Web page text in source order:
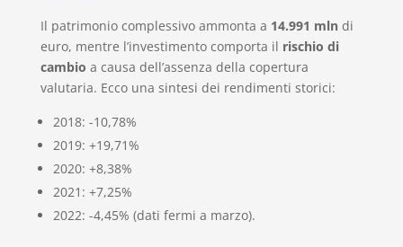
Il patrimonio complessivo ammonta a 14.991 mln di
euro, mentre l’investimento comporta il rischio di
cambio a causa dell’assenza della copertura
valutaria. Ecco una sintesi dei rendimenti storici:
2018: -10,78%
2019: +19,71%
2020: +8,38%
2021: +7,25%
2022: -4,45% (dati fermi a marzo).